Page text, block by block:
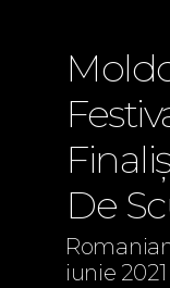
De
iunie 2021